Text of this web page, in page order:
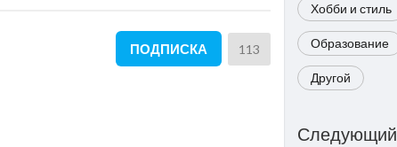
Хобби и стиль
Образование
Другой
Следующий
ПОДПИСКА 113